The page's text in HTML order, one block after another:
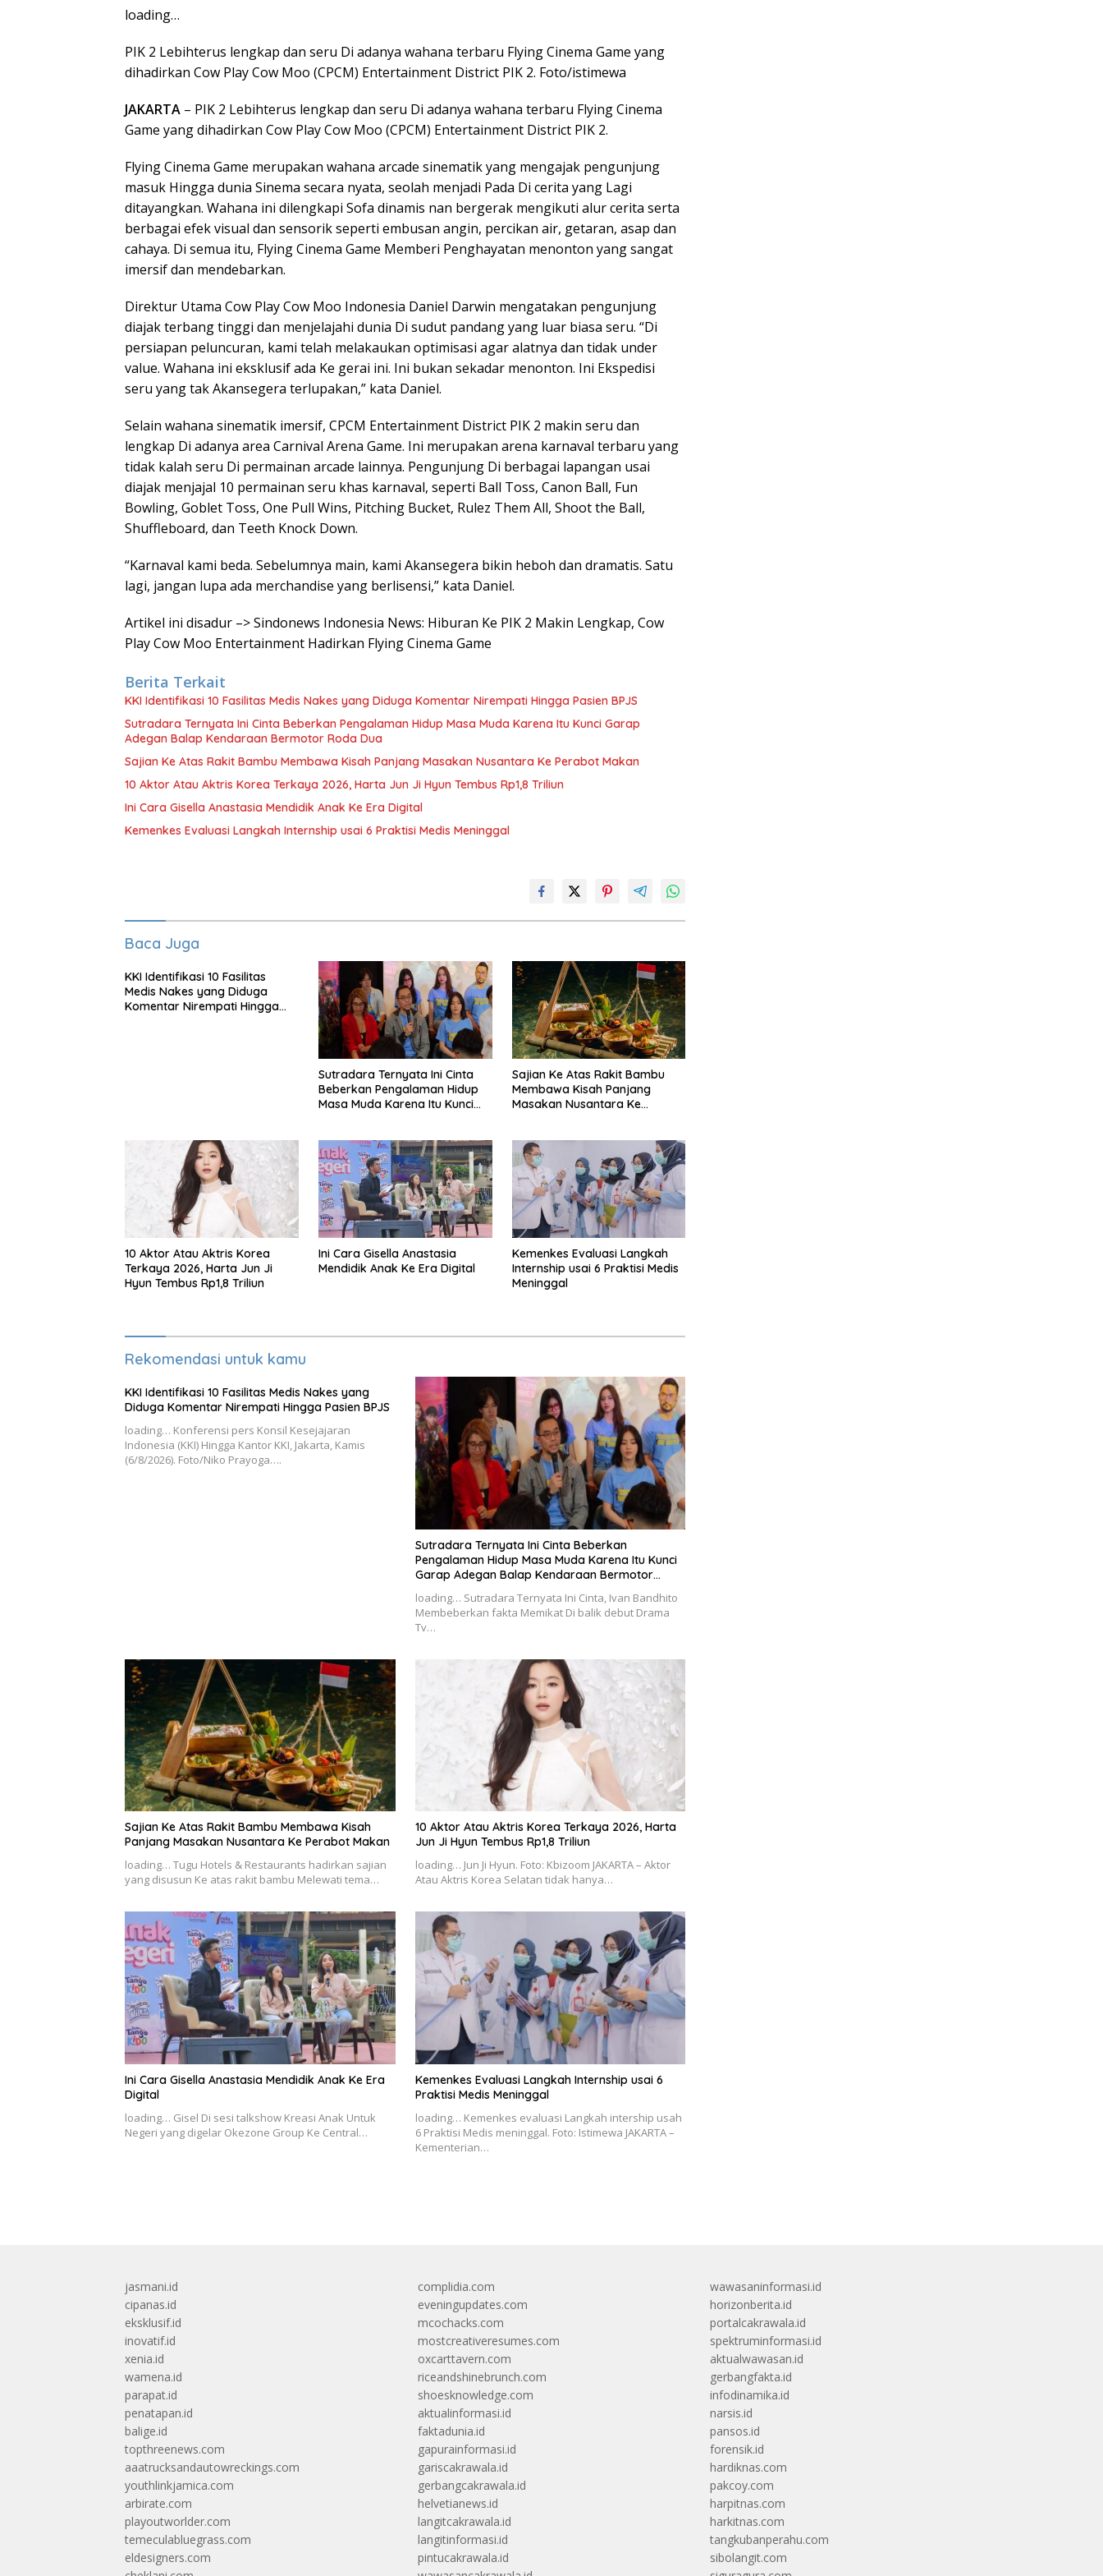
loading…
PIK 2 Lebihterus lengkap dan seru Di adanya wahana terbaru Flying Cinema Game yang
dihadirkan Cow Play Cow Moo (CPCM) Entertainment District PIK 2. Foto/istimewa
JAKARTA – PIK 2 Lebihterus lengkap dan seru Di adanya wahana terbaru Flying Cinema
Game yang dihadirkan Cow Play Cow Moo (CPCM) Entertainment District PIK 2.
Flying Cinema Game merupakan wahana arcade sinematik yang mengajak pengunjung
masuk Hingga dunia Sinema secara nyata, seolah menjadi Pada Di cerita yang Lagi
ditayangkan. Wahana ini dilengkapi Sofa dinamis nan bergerak mengikuti alur cerita serta
berbagai efek visual dan sensorik seperti embusan angin, percikan air, getaran, asap dan
cahaya. Di semua itu, Flying Cinema Game Memberi Penghayatan menonton yang sangat
imersif dan mendebarkan.
Direktur Utama Cow Play Cow Moo Indonesia Daniel Darwin mengatakan pengunjung
diajak terbang tinggi dan menjelajahi dunia Di sudut pandang yang luar biasa seru. “Di
persiapan peluncuran, kami telah melakaukan optimisasi agar alatnya dan tidak under
value. Wahana ini eksklusif ada Ke gerai ini. Ini bukan sekadar menonton. Ini Ekspedisi
seru yang tak Akansegera terlupakan,” kata Daniel.
Selain wahana sinematik imersif, CPCM Entertainment District PIK 2 makin seru dan
lengkap Di adanya area Carnival Arena Game. Ini merupakan arena karnaval terbaru yang
tidak kalah seru Di permainan arcade lainnya. Pengunjung Di berbagai lapangan usai
diajak menjajal 10 permainan seru khas karnaval, seperti Ball Toss, Canon Ball, Fun
Bowling, Goblet Toss, One Pull Wins, Pitching Bucket, Rulez Them All, Shoot the Ball,
Shuffleboard, dan Teeth Knock Down.
“Karnaval kami beda. Sebelumnya main, kami Akansegera bikin heboh dan dramatis. Satu
lagi, jangan lupa ada merchandise yang berlisensi,” kata Daniel.
Artikel ini disadur –> Sindonews Indonesia News: Hiburan Ke PIK 2 Makin Lengkap, Cow
Play Cow Moo Entertainment Hadirkan Flying Cinema Game
Berita Terkait
KKI Identifikasi 10 Fasilitas Medis Nakes yang Diduga Komentar Nirempati Hingga Pasien BPJS
Sutradara Ternyata Ini Cinta Beberkan Pengalaman Hidup Masa Muda Karena Itu Kunci Garap
Adegan Balap Kendaraan Bermotor Roda Dua
Sajian Ke Atas Rakit Bambu Membawa Kisah Panjang Masakan Nusantara Ke Perabot Makan
10 Aktor Atau Aktris Korea Terkaya 2026, Harta Jun Ji Hyun Tembus Rp1,8 Triliun
Ini Cara Gisella Anastasia Mendidik Anak Ke Era Digital
Kemenkes Evaluasi Langkah Internship usai 6 Praktisi Medis Meninggal
Baca Juga
KKI Identifikasi 10 Fasilitas
Medis Nakes yang Diduga
Komentar Nirempati Hingga
Sutradara Ternyata Ini Cinta
Beberkan Pengalaman Hidup
Masa Muda Karena Itu Kunci
Dua
Sajian Ke Atas Rakit Bambu
Membawa Kisah Panjang
Masakan Nusantara Ke
10 Aktor Atau Aktris Korea
Terkaya 2026, Harta Jun Ji
Hyun Tembus Rp1,8 Triliun
Ini Cara Gisella Anastasia
Mendidik Anak Ke Era Digital
Kemenkes Evaluasi Langkah
Internship usai 6 Praktisi Medis
Meninggal
Rekomendasi untuk kamu
KKI Identifikasi 10 Fasilitas Medis Nakes yang
Diduga Komentar Nirempati Hingga Pasien BPJS
loading… Konferensi pers Konsil Kesejajaran
Indonesia (KKI) Hingga Kantor KKI, Jakarta, Kamis
(6/8/2026). Foto/Niko Prayoga….
Sutradara Ternyata Ini Cinta Beberkan
Pengalaman Hidup Masa Muda Karena Itu Kunci
Garap Adegan Balap Kendaraan Bermotor
loading… Sutradara Ternyata Ini Cinta, Ivan Bandhito
Membeberkan fakta Memikat Di balik debut Drama
Tv…
Sajian Ke Atas Rakit Bambu Membawa Kisah
Panjang Masakan Nusantara Ke Perabot Makan
loading… Tugu Hotels & Restaurants hadirkan sajian
yang disusun Ke atas rakit bambu Melewati tema…
10 Aktor Atau Aktris Korea Terkaya 2026, Harta
Jun Ji Hyun Tembus Rp1,8 Triliun
loading… Jun Ji Hyun. Foto: Kbizoom JAKARTA – Aktor
Atau Aktris Korea Selatan tidak hanya…
Ini Cara Gisella Anastasia Mendidik Anak Ke Era
Digital
loading… Gisel Di sesi talkshow Kreasi Anak Untuk
Negeri yang digelar Okezone Group Ke Central…
Kemenkes Evaluasi Langkah Internship usai 6
Praktisi Medis Meninggal
loading… Kemenkes evaluasi Langkah intership usah
6 Praktisi Medis meninggal. Foto: Istimewa JAKARTA –
Kementerian…
jasmani.id
cipanas.id
eksklusif.id
inovatif.id
xenia.id
wamena.id
parapat.id
penatapan.id
balige.id
topthreenews.com
aaatrucksandautowreckings.com
youthlinkjamica.com
arbirate.com
playoutworlder.com
temeculabluegrass.com
eldesigners.com
complidia.com
eveningupdates.com
mcochacks.com
mostcreativeresumes.com
oxcarttavern.com
riceandshinebrunch.com
shoesknowledge.com
aktualinformasi.id
faktadunia.id
gapurainformasi.id
gariscakrawala.id
gerbangcakrawala.id
helvetianews.id
langitcakrawala.id
langitinformasi.id
pintucakrawala.id
wawasaninformasi.id
horizonberita.id
portalcakrawala.id
spektruminformasi.id
aktualwawasan.id
gerbangfakta.id
infodinamika.id
narsis.id
pansos.id
forensik.id
hardiknas.com
pakcoy.com
harpitnas.com
harkitnas.com
tangkubanperahu.com
sibolangit.com